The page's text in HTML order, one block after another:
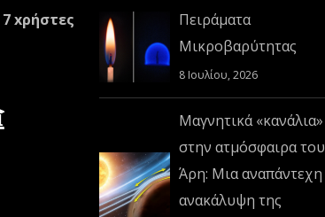
7 xρήστες
Πειράματα
Μικροβαρύτητας
8 Ιουλίου, 2026
Μαγνητικά «κανάλια»
στην ατμόσφαιρα του
Άρη: Μια αναπάντεχη
ανακάλυψη της